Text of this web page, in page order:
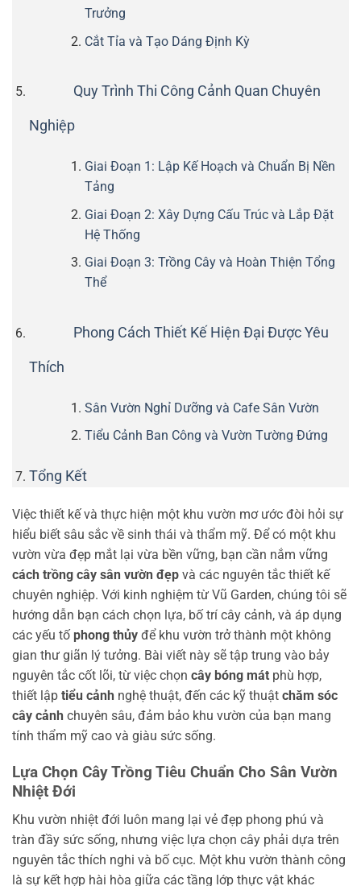
Trưởng
Cắt Tỉa và Tạo Dáng Định Kỳ
Quy Trình Thi Công Cảnh Quan Chuyên
Nghiệp
Giai Đoạn 1: Lập Kế Hoạch và Chuẩn Bị Nền
Tảng
Giai Đoạn 2: Xây Dựng Cấu Trúc và Lắp Đặt
Hệ Thống
Giai Đoạn 3: Trồng Cây và Hoàn Thiện Tổng
Thể
Phong Cách Thiết Kế Hiện Đại Được Yêu
Thích
Sân Vườn Nghỉ Dưỡng và Cafe Sân Vườn
Tiểu Cảnh Ban Công và Vườn Tường Đứng
Tổng Kết
Việc thiết kế và thực hiện một khu vườn mơ ước đòi hỏi sự
hiểu biết sâu sắc về sinh thái và thẩm mỹ. Để có một khu
vườn vừa đẹp mắt lại vừa bền vững, bạn cần nắm vững
cách trồng cây sân vườn đẹp và các nguyên tắc thiết kế
chuyên nghiệp. Với kinh nghiệm từ Vũ Garden, chúng tôi sẽ
hướng dẫn bạn cách chọn lựa, bố trí cây cảnh, và áp dụng
các yếu tố phong thủy để khu vườn trở thành một không
gian thư giãn lý tưởng. Bài viết này sẽ tập trung vào bảy
nguyên tắc cốt lõi, từ việc chọn cây bóng mát phù hợp,
thiết lập tiểu cảnh nghệ thuật, đến các kỹ thuật chăm sóc
cây cảnh chuyên sâu, đảm bảo khu vườn của bạn mang
tính thẩm mỹ cao và giàu sức sống.
Lựa Chọn Cây Trồng Tiêu Chuẩn Cho Sân Vườn
Nhiệt Đới
Khu vườn nhiệt đới luôn mang lại vẻ đẹp phong phú và
tràn đầy sức sống, nhưng việc lựa chọn cây phải dựa trên
nguyên tắc thích nghi và bố cục. Một khu vườn thành công
là sự kết hợp hài hòa giữa các tầng lớp thực vật khác